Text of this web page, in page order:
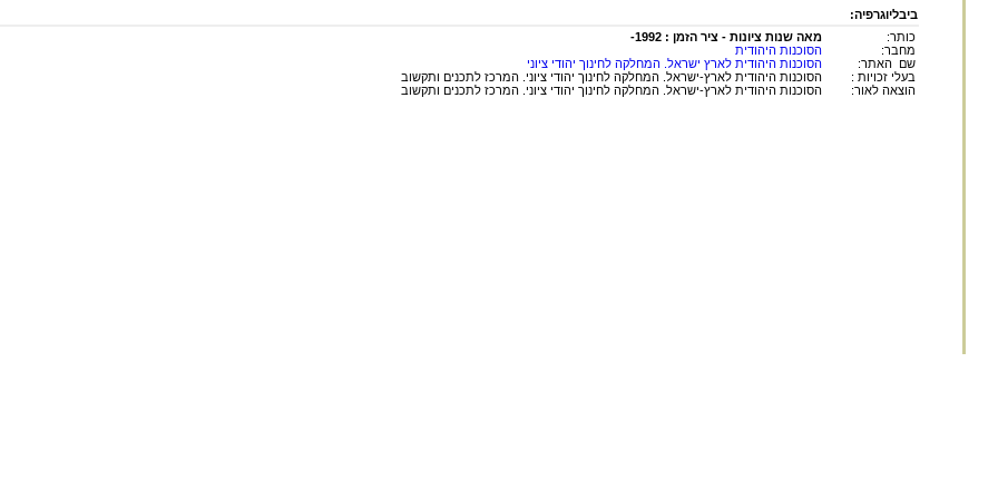
ביבליוגרפיה:
כותר:
מאה שנות ציונות - ציר הזמן : 1992-
מחבר:
הסוכנות היהודית
שם האתר:
הסוכנות היהודית לארץ ישראל. המחלקה לחינוך יהודי ציוני
בעלי זכויות :
הסוכנות היהודית לארץ-ישראל. המחלקה לחינוך יהודי ציוני. המרכז לתכנים ותקשוב
הוצאה לאור:
הסוכנות היהודית לארץ-ישראל. המחלקה לחינוך יהודי ציוני. המרכז לתכנים ותקשוב